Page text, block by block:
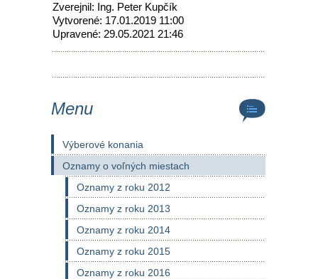
Zverejnil: Ing. Peter Kupčík
Vytvorené: 17.01.2019 11:00
Upravené: 29.05.2021 21:46
Menu
Výberové konania
Oznamy o voľných miestach
Oznamy z roku 2012
Oznamy z roku 2013
Oznamy z roku 2014
Oznamy z roku 2015
Oznamy z roku 2016